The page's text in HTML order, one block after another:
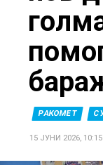
here
РАКОМЕТ
15 ЈУНИ 2026, 10:15